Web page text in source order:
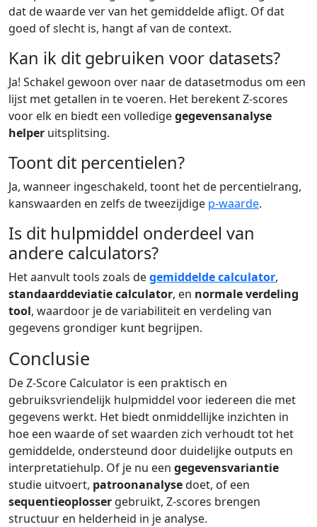
dat de waarde ver van het gemiddelde afligt. Of dat
goed of slecht is, hangt af van de context.
Kan ik dit gebruiken voor datasets?
Ja! Schakel gewoon over naar de datasetmodus om een
lijst met getallen in te voeren. Het berekent Z-scores
voor elk en biedt een volledigegegevensanalyse
helper uitsplitsing.
Toont dit percentielen?
Ja, wanneer ingeschakeld, toont het de percentielrang,
kanswaarden en zelfs de tweezijdige p-waarde.
Is dit hulpmiddel onderdeel van
andere calculators?
Het aanvult tools zoals degemiddelde calculator,
standaarddeviatie calculator, en normale verdeling
tool, waardoor je de variabiliteit en verdeling van
gegevens grondiger kunt begrijpen.
Conclusie
De Z-Score Calculator is een praktisch en
gebruiksvriendelijk hulpmiddel voor iedereen die met
gegevens werkt. Het biedt onmiddellijke inzichten in
hoe een waarde of set waarden zich verhoudt tot het
gemiddelde, ondersteund door duidelijke outputs en
interpretatiehulp. Of je nu een gegevensvariantie
studie uitvoert, patroonanalysedoet, of een
sequentieoplosser gebruikt, Z-scores brengen
structuur en helderheid in je analyse.